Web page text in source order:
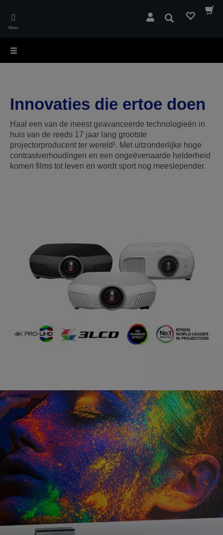
main
Menu
Zoeken
Innovaties die ertoe doen
Haal een van de meest geavanceerde technologieën in
huis van de reeds 17 jaar lang grootste
projectorproducent ter wereld¹. Met uitzonderlijke hoge
contrastverhoudingen en een ongeëvenaarde helderheid
komen films tot leven en wordt sport nog meeslepender.